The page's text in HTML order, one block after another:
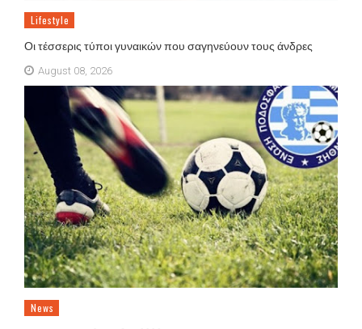
Lifestyle
Οι τέσσερις τύποι γυναικών που σαγηνεύουν τους άνδρες
August 08, 2026
News